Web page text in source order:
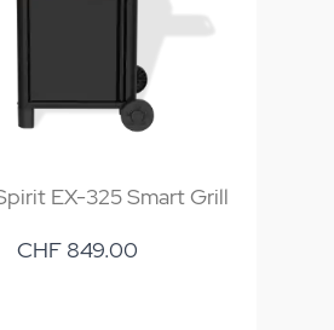
EX-325 Smart Grill
CHF 849.00